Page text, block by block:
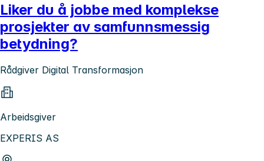
Liker du å jobbe med komplekse
prosjekter av samfunnsmessig
betydning?
Rådgiver Digital Transformasjon
Arbeidsgiver
EXPERIS AS